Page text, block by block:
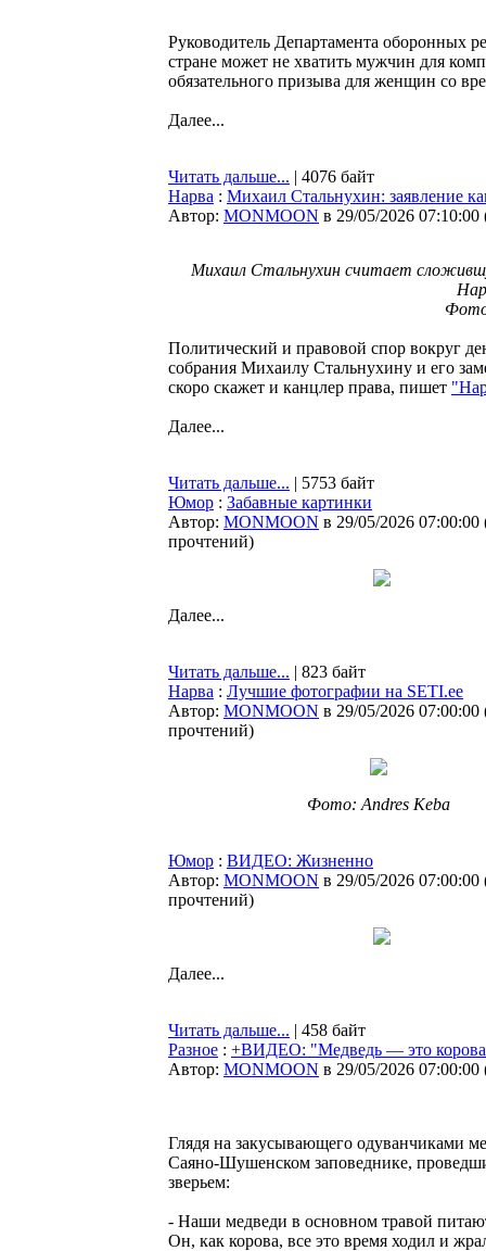
Руководитель Департамента оборонных
стране может не хватить мужчин для
обязательного призыва для женщин со
Далее...
Читать дальше... | 4076 байт
Нарва : Михаил Стальнухин: заявление
Автор: MONMOON в 29/05/2026 07:10:00
Михаил Стальнухин считает
Политический и правовой спор вокруг
собрания Михаилу Стальнухину и его
скоро скажет и канцлер права, пишет
Далее...
Читать дальше... | 5753 байт
Юмор : Забавные картинки
Автор: MONMOON в 29/05/2026 07:00:00
прочтений)
Далее...
Читать дальше... | 823 байт
Нарва : Лучшие фотографии на SETI.ee
Автор: MONMOON в 29/05/2026 07:00:00
прочтений)
Фото: Andres Keba
Юмор : ВИДЕО: Жизненно
Автор: MONMOON в 29/05/2026 07:00:00
прочтений)
Далее...
Читать дальше... | 458 байт
Разное : +ВИДЕО: "Медведь — это
Автор: MONMOON в 29/05/2026 07:00:00
Глядя на закусывающего одуванчиками
Саяно-Шушенском заповеднике,
зверьем:
- Наши медведи в основном травой
Он, как корова, все это время ходил и